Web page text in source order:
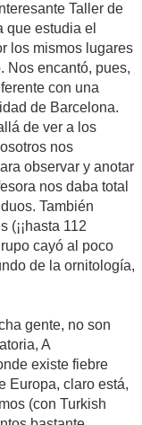
Taller de
que estudia el
los mismos lugares
Nos encantó, pues,
con una
de Barcelona.
de ver a los
nos
observar y anotar
nos daba total
También
(¡¡hasta 112
cayó al poco
de la ornitología,
gente, no son
A
existe fiebre
Europa, claro está,
(con Turkish